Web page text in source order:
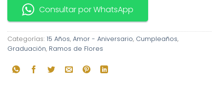
Consultar por WhatsApp
Categorías: 15 Años, Amor - Aniversario, Cumpleaños,
Graduación, Ramos de Flores